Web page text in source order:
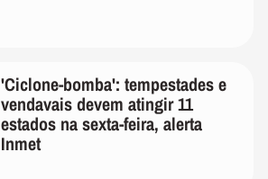
'Ciclone-bomba': tempestades e
vendavais devem atingir 11
estados na sexta-feira, alerta
Inmet